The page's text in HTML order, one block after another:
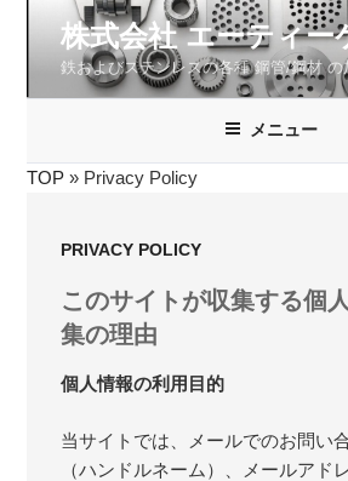
ン
ス
株式会社 エーティー
鉄およびステンレスの各種 鋼管/鋼材 の
メニュー
TOP » Privacy Policy
PRIVACY POLICY
このサイトが収集する個
集の理由
個人情報の利用目的
当サイトでは、メールでのお問い
（ハンドルネーム）、メールアド